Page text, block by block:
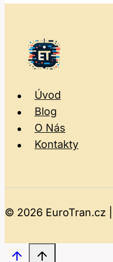
Úvod
Blog
O Nás
Kontakty
© 2026 EuroTran.cz |